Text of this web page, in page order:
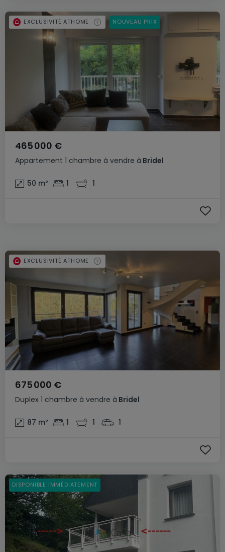
Appartement 1 chambre à vendre à Bridel
465 000 €
50 m² 1 1
EXCLUSIVITÉ ATHOME NOUVEAU PRIX
Duplex 1 chambre à vendre à Bridel
675 000 €
87 m² 1 1 1
EXCLUSIVITÉ ATHOME
DISPONIBLE IMMÉDIATEMENT